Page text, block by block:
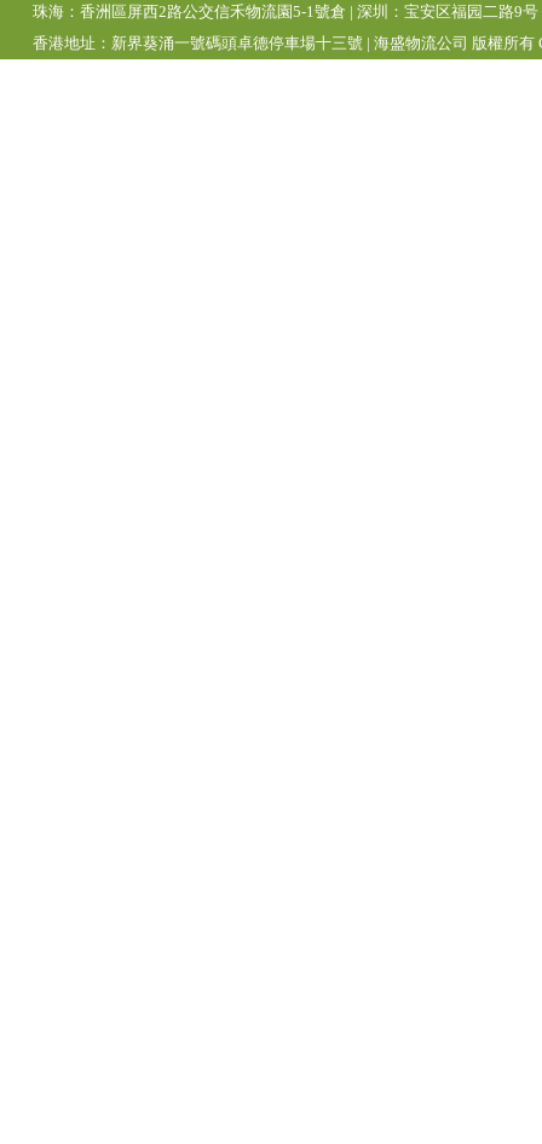
珠海：香洲區屏西2路公交信禾物流園5-1號倉 | 深圳：宝安区福园二路9
香港地址：新界葵涌一號碼頭卓德停車場十三號 | 海盛物流公司 版權所有